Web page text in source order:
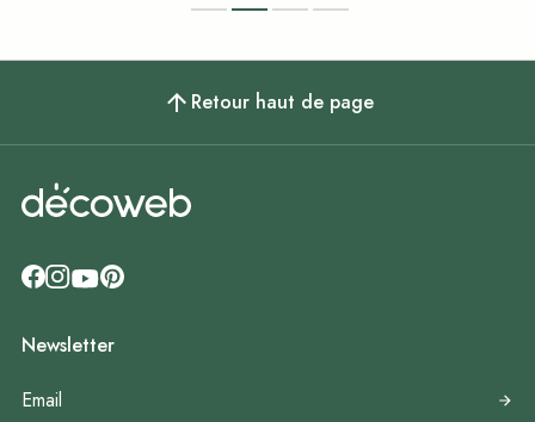
Retour haut de page
Newsletter